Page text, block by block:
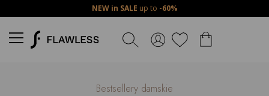
NEW in SALE up to -60%
Bestsellery damskie